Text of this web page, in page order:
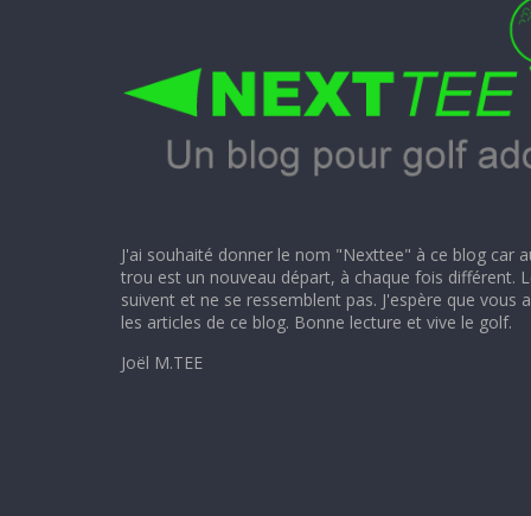
J'ai souhaité donner le nom "Nexttee" à ce blog car
trou est un nouveau départ, à chaque fois différent.
suivent et ne se ressemblent pas. J'espère que vous
les articles de ce blog. Bonne lecture et vive le golf.
Joël M.TEE